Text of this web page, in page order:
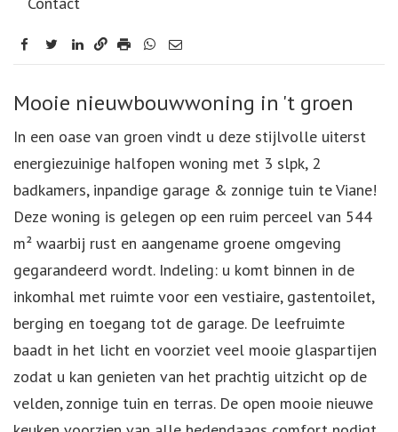
facebook
twitterlinkedin
Omschrijving
Mooie nieuwbouwwoning in 't groen
In een oase van groen vindt u deze stijlvolle uiterst
energiezuinige halfopen woning met 3 slpk, 2
badkamers, inpandige garage & zonnige tuin te Viane!
Deze woning is gelegen op een ruim perceel van 544
m² waarbij rust en aangename groene omgeving
gegarandeerd wordt. Indeling: u komt binnen in de
inkomhal met ruimte voor een vestiaire, gastentoilet,
berging en toegang tot de garage. De leefruimte
baadt in het licht en voorziet veel mooie glaspartijen
zodat u kan genieten van het prachtig uitzicht op de
velden, zonnige tuin en terras. De open mooie nieuwe